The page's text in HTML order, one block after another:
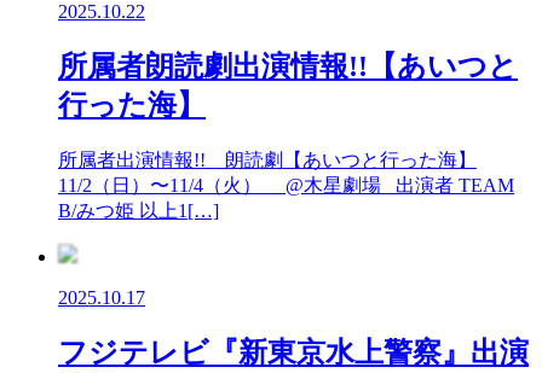
2025.10.22
所属者朗読劇出演情報!!【あいつと
行った海】
所属者出演情報!! 朗読劇【あいつと行った海】
11/2（日）〜11/4（火） @木星劇場 出演者 TEAM
B/みつ姫 以上1[…]
2025.10.17
フジテレビ『新東京水上警察』出演